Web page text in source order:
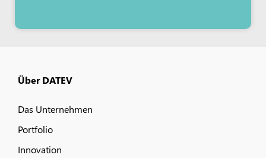
Über DATEV
Das Unternehmen
Portfolio
Innovation